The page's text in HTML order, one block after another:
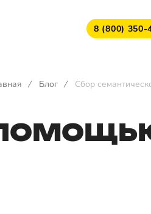
8 (800) 350-
/ Блог / Сбор